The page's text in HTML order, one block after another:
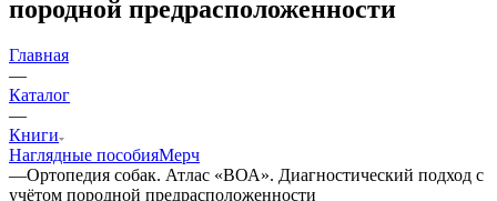
породной предрасположенности
Главная
—
Каталог
—
Книги
Наглядные пособияМерч
—Ортопедия собак. Атлас «ВОА». Диагностический подход с
учётом породной предрасположенности